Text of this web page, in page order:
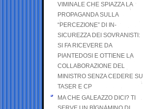
VIMINALE CHE SPIAZZA LA
PROPAGANDA SULLA
“PERCEZIONE” DI IN-
SICUREZZA DEI SOVRANISTI:
SI FA RICEVERE DA
PIANTEDOSI E OTTIENE LA
COLLABORAZIONE DEL
MINISTRO SENZA CEDERE SU
TASER E CP
MA CHE GALEAZZO DICI? TI